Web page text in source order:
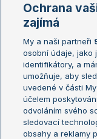
Žebříčky
Žebříček ATP (muži)
Žebříček WTA (ženy)
Sázkařský žebříček
Ochrana
zajímá
My a naši partneři
osobní údaje, jako
identifikátory, a
umožňuje, aby
uvedené v části
účelem
odvoláním svého
sledovací
obsahy a reklamy